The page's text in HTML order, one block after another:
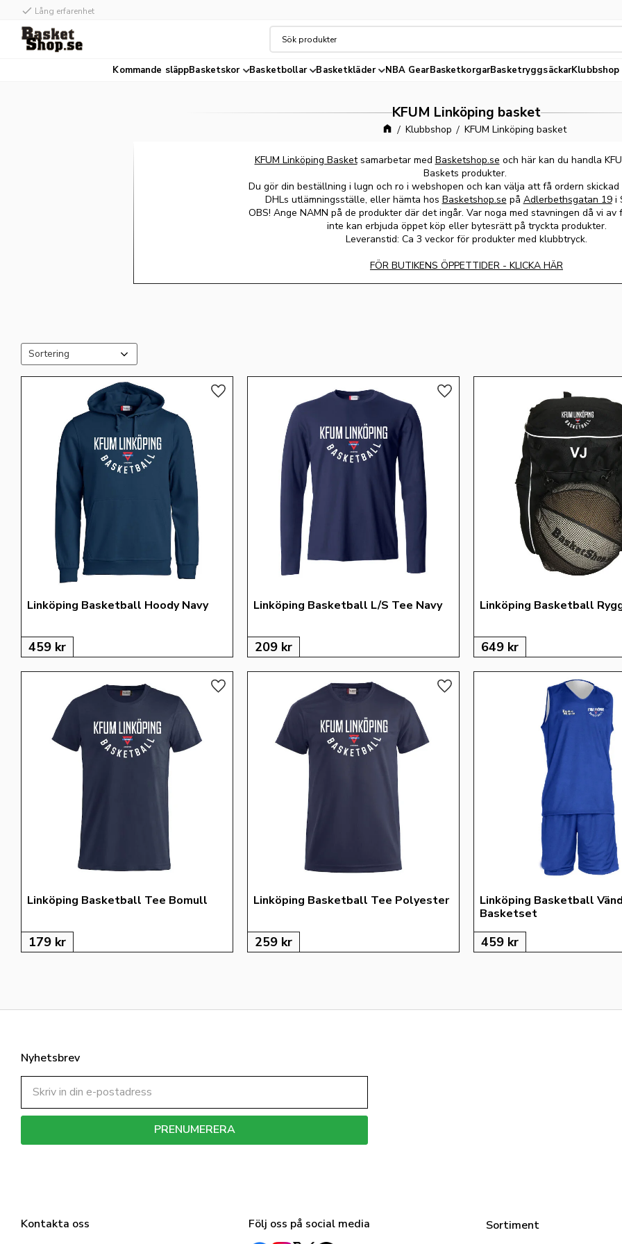
check Lång erfarenhet
check Hög kvalité
Kommande släppBasketskor Basketbollar Basketkläder NBA GearBasketkorgarBasketryggsäckarKlubbshop
KFUM Linköping basket
Klubbshop KFUM Linköping basket
KFUM Linköping Basketsamarbetar med Basketshop.se och här kan du handla
Baskets produkter.
Du gör din beställning i lugn och ro i webshopen och kan välja att få ordern
DHLs utlämningsställe, eller hämta hos Basketshop.se på Adlerbethsgatan 19i
OBS! Ange NAMN på de produkter där det ingår. Var noga med stavningen då vi av
inte kan erbjuda öppet köp eller bytesrätt på tryckta produkter.
Leveranstid: Ca 3 veckor för produkter med klubbtryck.
FÖR BUTIKENS ÖPPETTIDER - KLICKA HÄR
Välj sortering
Linköping Basketball Hoody Navy
459 kr
Lägg till i favoriter
Linköping Basketball L/S Tee Navy
209 kr
Lägg till i favoriter
Linköping Basketball
649 kr
Linköping Basketball Tee Bomull
179 kr
Lägg till i favoriter
Linköping Basketball Tee Polyester
259 kr
Lägg till i favoriter
Linköping Basketball
Basketset
459 kr
Kontakta oss Följ oss på social media
Sortiment
Nyhetsbrev
PRENUMERERA